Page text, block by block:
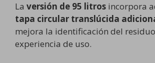
La versión de 95 litros incorpora
tapa circular translúcida
mejora la identificación del
experiencia de uso.